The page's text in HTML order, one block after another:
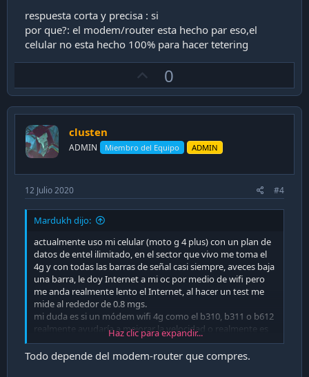
respuesta corta y precisa : si
por que?: el modem/router esta hecho par eso,el
celular no esta hecho 100% para hacer tetering
p
v
t
e
0
clusten
ADMIN Miembro del Equipo ADMIN
12 Julio 2020 #4
Mardukh dijo:
actualmente uso mi celular (moto g 4 plus) con un plan de
datos de entel ilimitado, en el sector que vivo me toma el
4g y con todas las barras de señal casi siempre, aveces baja
una barra, le doy Internet a mi oc por medio de wifi pero
me anda realmente lento el Internet, al hacer un test me
mide al rededor de 0.8 mgs.
mi duda es si un módem wifi 4g como el b310, b311 o b612
realmente ayudaría a mejorar la velocidad o realmente es
así el Internet de mi plan, si alguien sabe por favor
orienteme ya que un módem de esos sale al rededor de 70
lucas que en estos tiempos de pandemia no es menor el
Haz clic para expandir...
Todo depende del modem-router que compres.